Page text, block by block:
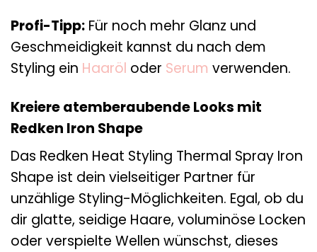
Profi-Tipp: Für noch mehr Glanz und
Geschmeidigkeit kannst du nach dem
Styling ein Haaröl oder Serum verwenden.
Kreiere atemberaubende Looks mit
Redken Iron Shape
Das Redken Heat Styling Thermal Spray Iron
Shape ist dein vielseitiger Partner für
unzählige Styling-Möglichkeiten. Egal, ob du
dir glatte, seidige Haare, voluminöse Locken
oder verspielte Wellen wünschst, dieses